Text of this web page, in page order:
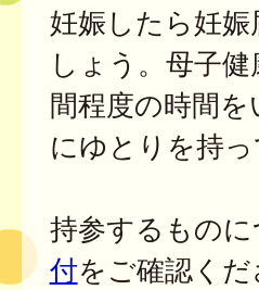
妊娠したら妊
しょう。母子
間程度の時間
にゆとりを持
持参するものに
付をご確認くだ